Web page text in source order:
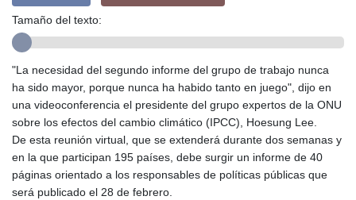
GIP 0.857252
GTQ 8.794891
GYD 241.157003
HKD 9.066767
HNL 30.895616
HTG 150.718127
HUF 363.096405
Tamaño del texto:
"La necesidad del segundo informe del grupo de trabajo nunca
ha sido mayor, porque nunca ha habido tanto en juego", dijo en
una videoconferencia el presidente del grupo expertos de la ONU
sobre los efectos del cambio climático (IPCC), Hoesung Lee.
De esta reunión virtual, que se extenderá durante dos semanas y
en la que participan 195 países, debe surgir un informe de 40
páginas orientado a los responsables de políticas públicas que
será publicado el 28 de febrero.